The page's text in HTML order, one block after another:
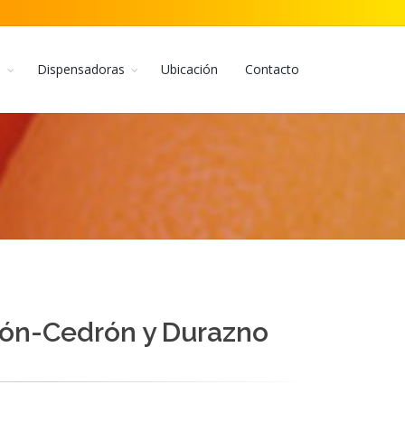
Dispensadoras Ubicación Contacto
Cedrón y Durazno